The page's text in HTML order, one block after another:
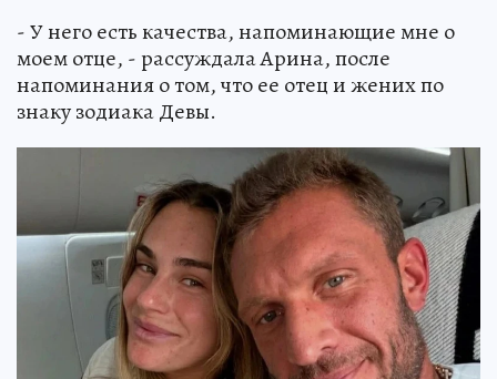
- У него есть качества, напоминающие мне о
моем отце, - рассуждала Арина, после
напоминания о том, что ее отец и жених по
знаку зодиака Девы.